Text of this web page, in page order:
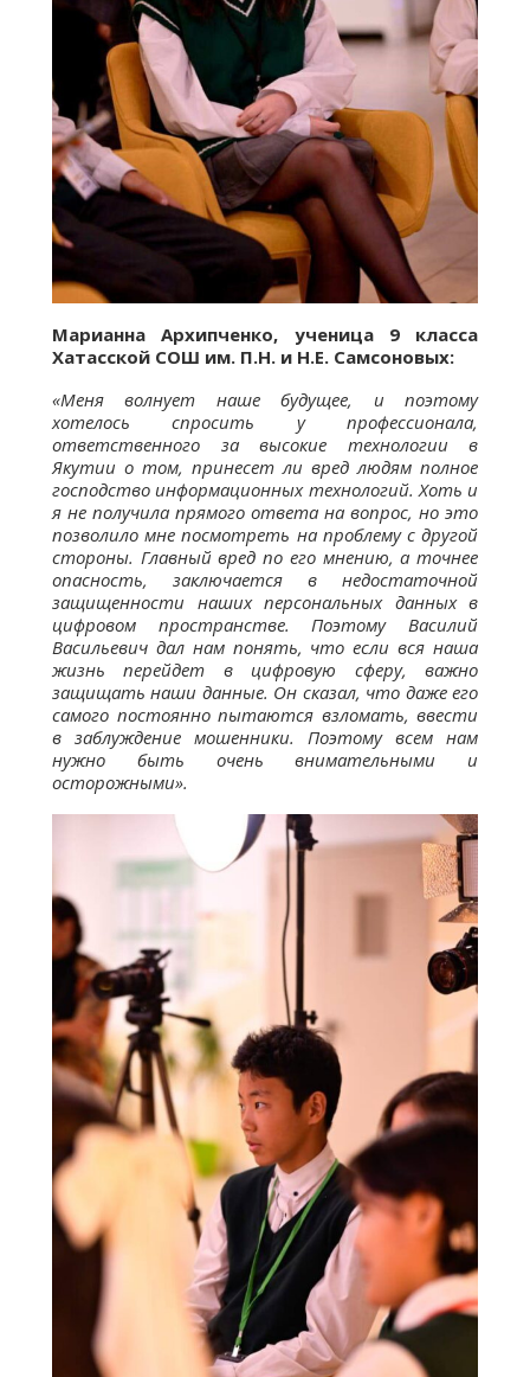
Марианна Архипченко, ученица 9 класса
Хатасской СОШ им. П.Н. и Н.Е. Самсоновых:
«Меня волнует наше будущее, и поэтому
хотелось спросить у профессионала,
ответственного за высокие технологии в
Якутии о том, принесет ли вред людям полное
господство информационных технологий. Хоть и
я не получила прямого ответа на вопрос, но это
позволило мне посмотреть на проблему с другой
стороны. Главный вред по его мнению, а точнее
опасность, заключается в недостаточной
защищенности наших персональных данных в
цифровом пространстве. Поэтому Василий
Васильевич дал нам понять, что если вся наша
жизнь перейдет в цифровую сферу, важно
защищать наши данные. Он сказал, что даже его
самого постоянно пытаются взломать, ввести
в заблуждение мошенники. Поэтому всем нам
нужно быть очень внимательными и
осторожными».